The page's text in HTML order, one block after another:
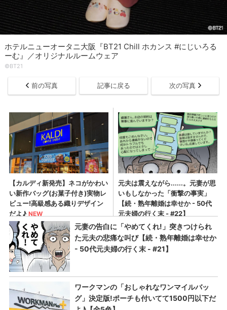
ホテルニューオータニ大阪『BT21 Chill ホカンス #にじいろる
ーむ』／オリジナルルームウェア
©BT21
前の写真 記事に戻る 次の写真